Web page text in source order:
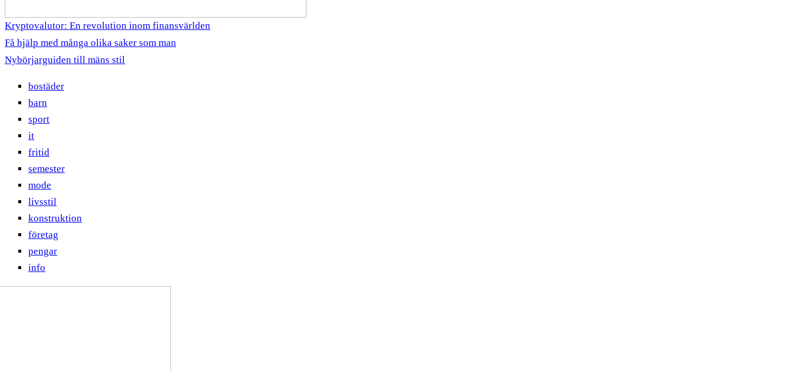
Kryptovalutor: En revolution inom finansvärlden
Få hjälp med många olika saker som man
Nybörjarguiden till mäns stil
bostäder
barn
sport
it
fritid
semester
mode
livsstil
konstruktion
företag
pengar
info